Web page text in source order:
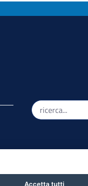
Iniziativa
Accetta tutti